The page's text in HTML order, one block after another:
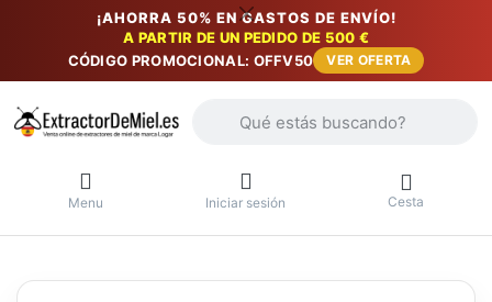
¡AHORRA 50% EN GASTOS DE ENVÍO!
A PARTIR DE UN PEDIDO DE 500 €
CÓDIGO PROMOCIONAL: OFFV50
VER OFERTA
Menu Iniciar sesión Cesta